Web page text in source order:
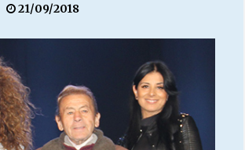
LABORAL:
Escuela hospitalaria El Carmen de Maipu.
25/06/2026
¿Qué habrían dicho?
21/09/2018